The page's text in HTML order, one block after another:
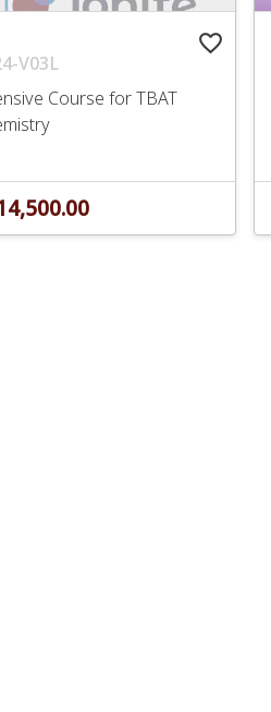
favorite_border
V03L
Course for TBAT